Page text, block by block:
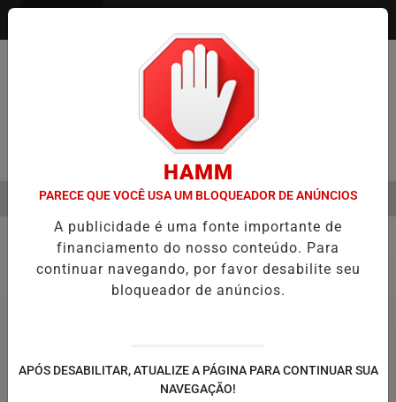
Pesquisar Notícia
É A VIRADA DO VAREJO ÓPTICO EM 2026 WELTON
EM ALTA
MENU
Política
HAMM
PARECE QUE VOCÊ USA UM BLOQUEADOR DE ANÚNCIOS
A publicidade é uma fonte importante de
financiamento do nosso conteúdo. Para
continuar navegando, por favor desabilite seu
bloqueador de anúncios.
APÓS DESABILITAR, ATUALIZE A PÁGINA PARA CONTINUAR SUA
NAVEGAÇÃO!